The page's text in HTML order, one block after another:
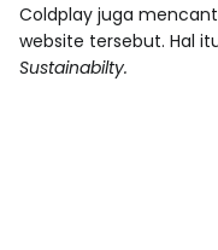
Coldplay juga
website tersebut. Hal
Sustainabilty.